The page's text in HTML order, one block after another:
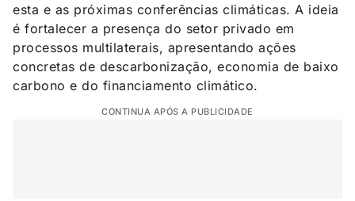
esta e as próximas conferências climáticas. A ideia
é fortalecer a presença do setor privado em
processos multilaterais, apresentando ações
concretas de descarbonização, economia de baixo
carbono e do financiamento climático.
CONTINUA APÓS A PUBLICIDADE